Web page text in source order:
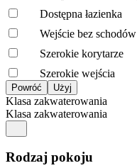
Dostępna łazienka
Wejście bez schodów
Szerokie korytarze
Szerokie wejścia
Klasa zakwaterowania
Klasa zakwaterowania
Rodzaj pokoju